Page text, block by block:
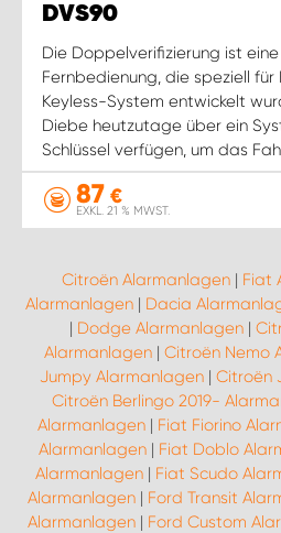
DVS90
Die Doppelverifizierung ist
Fernbedienung, die speziell für
Keyless-System entwickelt
Diebe heutzutage über ein
Schlüssel verfügen, um das
87 €
EXKL. 21 % MWST.
Citroën Alarmanlagen | Fiat
Alarmanlagen| Dacia
| Dodge Alarmanlagen |
Alarmanlagen| Citroën Nemo
Jumpy Alarmanlagen| Citroën
Citroën Berlingo 2019-
Alarmanlagen| Fiat Fiorino
Alarmanlagen | Fiat Doblo
Alarmanlagen | Fiat Scudo
Alarmanlagen| Ford Transit
Alarmanlagen | Ford Custom